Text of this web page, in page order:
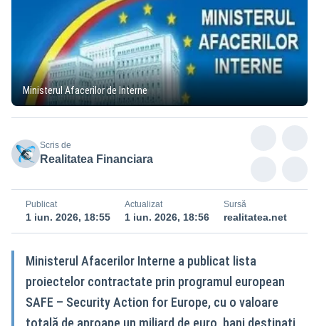
Ministerul Afacerilor de Interne
Scris de
Realitatea Financiara
Publicat
1 iun. 2026, 18:55
Actualizat
1 iun. 2026, 18:56
Sursă
realitatea.net
Ministerul Afacerilor Interne a publicat lista
proiectelor contractate prin programul european
SAFE – Security Action for Europe, cu o valoare
totală de aproape un miliard de euro, bani destinați